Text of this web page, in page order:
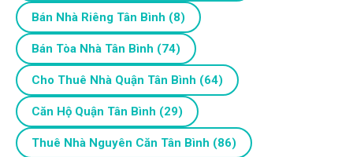
Bán Nhà Riêng Tân Bình (8)
Bán Tòa Nhà Tân Bình (74)
Cho Thuê Nhà Quận Tân Bình (64)
Căn Hộ Quận Tân Bình (29)
Thuê Nhà Nguyên Căn Tân Bình (86)